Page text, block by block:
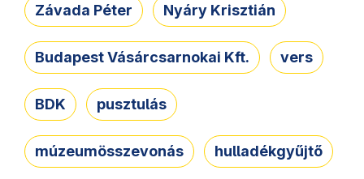
Závada Péter Nyáry Krisztián
Budapest Vásárcsarnokai Kft. vers
BDK pusztulás
múzeumösszevonás hulladékgyűjtő